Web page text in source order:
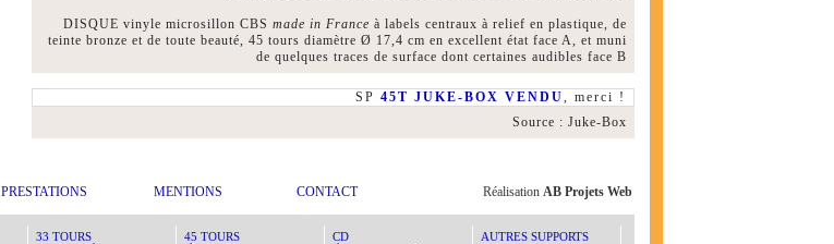
DISQUE vinyle microsillon CBS made in France à labels centraux à relief en plastique, de
teinte bronze et de toute beauté, 45 tours diamètre Ø 17,4 cm en excellent état face A, et muni
de quelques traces de surface dont certaines audibles face B
SP 45T JUKE-BOX VENDU, merci !
Source : Juke-Box
PRESTATIONS MENTIONS CONTACT Réalisation AB Projets Web
33 TOURS 45 TOURS CD AUTRES SUPPORTS